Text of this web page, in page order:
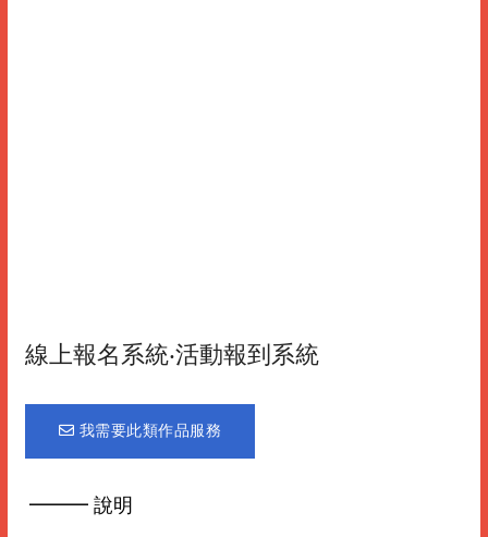
線上報名系統‧活動報到系統
我需要此類作品服務
━━━ 說明